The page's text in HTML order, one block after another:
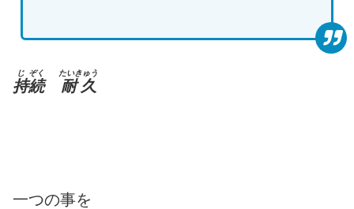
持
じ
続
ぞく
耐久
たいきゅう
一つの事を